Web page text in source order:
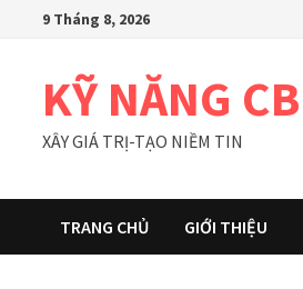
9 Tháng 8, 2026
KỸ NĂNG CB
XÂY GIÁ TRỊ-TẠO NIỀM TIN
TRANG CHỦ GIỚI THIỆU